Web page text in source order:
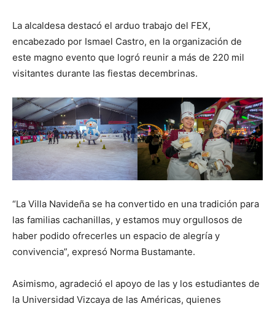
La alcaldesa destacó el arduo trabajo del FEX,
encabezado por Ismael Castro, en la organización de
este magno evento que logró reunir a más de 220 mil
visitantes durante las fiestas decembrinas.
“La Villa Navideña se ha convertido en una tradición para
las familias cachanillas, y estamos muy orgullosos de
haber podido ofrecerles un espacio de alegría y
convivencia”, expresó Norma Bustamante.
Asimismo, agradeció el apoyo de las y los estudiantes de
la Universidad Vizcaya de las Américas, quienes